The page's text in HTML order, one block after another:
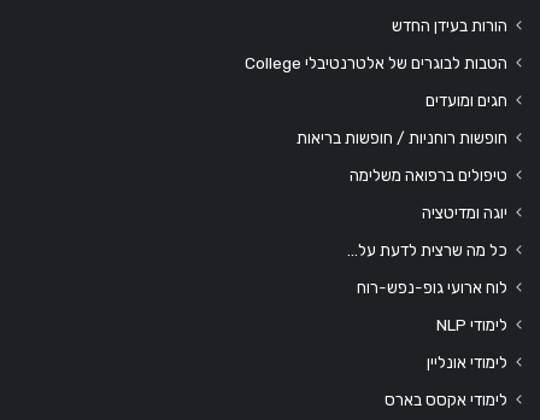
הורות בעידן החדש
הטבות לבוגרים של אלטרנטיבלי College
חגים ומועדים
חופשות רוחניות / חופשות בריאות
טיפולים ברפואה משלימה
יוגה ומדיטציה
כל מה שרצית לדעת על…
לוח ארועי גופ-נפש-רוח
לימודי NLP
לימודי אונליין
לימודי אקסס בארס